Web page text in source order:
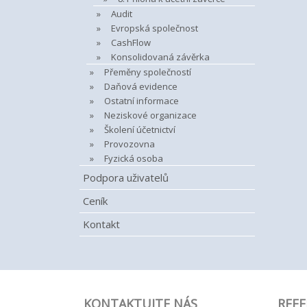
Audit
Evropská společnost
CashFlow
Konsolidovaná závěrka
Přeměny společností
Daňová evidence
Ostatní informace
Neziskové organizace
Školení účetnictví
Provozovna
Fyzická osoba
Podpora uživatelů
Ceník
Kontakt
KONTAKTUJTE NÁS